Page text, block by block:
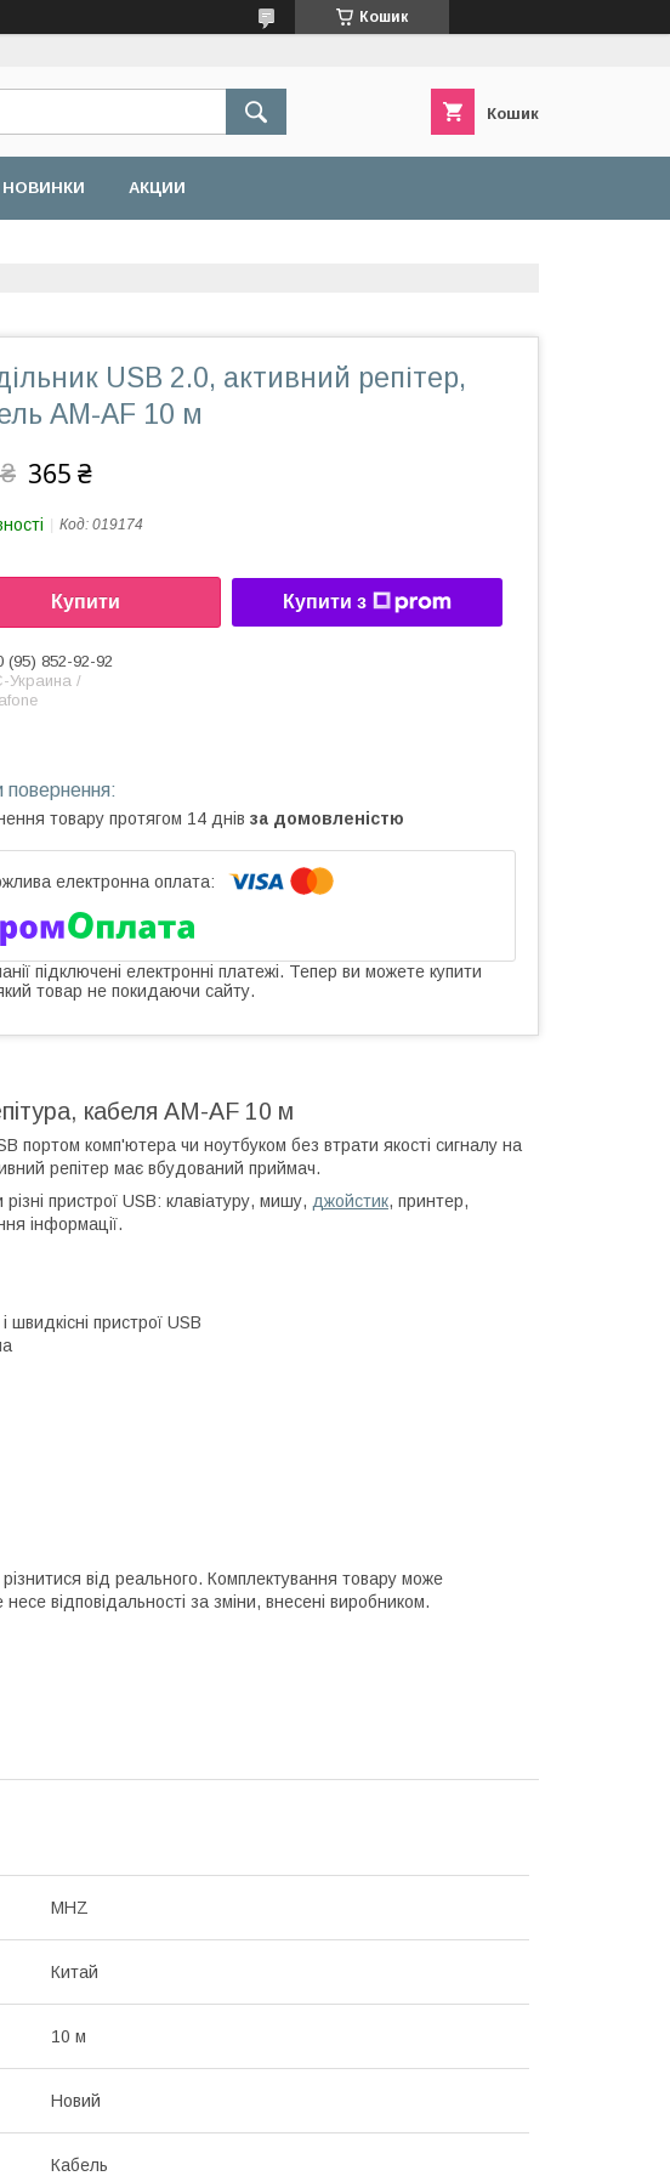
Кошик
Кошик
НОВИНКИ АКЦИИ
USB 2.0, активний репітер,
AM-AF 10 м
365 ₴
Код: 019174
Купити Купити з
(95) 852-92-92
Украина /
товару протягом 14 днів за домовленістю
підключені електронні платежі. Тепер ви можете купити
товар не покидаючи сайту.
кабеля AM-AF 10 м
портом комп'ютера чи ноутбуком без втрати якості сигналу на
репітер має вбудований приймач.
пристрої USB: клавіатуру, мишу, джойстик, принтер,
інформації.
швидкісні пристрої USB
різнитися від реального. Комплектування товару може
відповідальності за зміни, внесені виробником.
MHZ
Китай
10 м
Новий
Кабель